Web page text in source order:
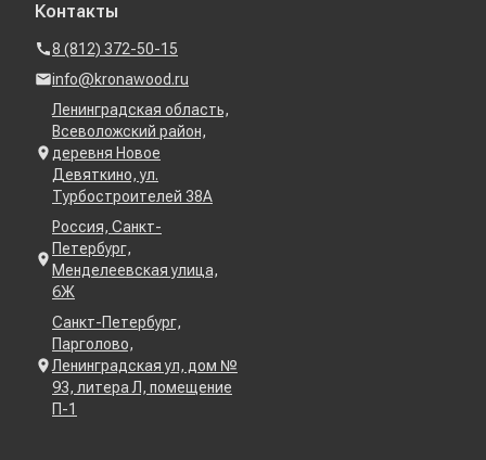
Контакты
8 (812) 372-50-15
info@kronawood.ru
Ленинградская область,
Всеволожский район,
деревня Новое
Девяткино, ул.
Турбостроителей 38А
Россия, Санкт-
Петербург,
Менделеевская улица,
6Ж
Санкт-Петербург,
Парголово,
Ленинградская ул, дом №
93, литера Л, помещение
П-1